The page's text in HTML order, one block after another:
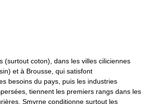
(surtout coton), dans les villes ciliciennes
et à Brousse, qui satisfont
besoins du pays, puis les industries
tiennent les premiers rangs dans les
Smyrne conditionne surtout les